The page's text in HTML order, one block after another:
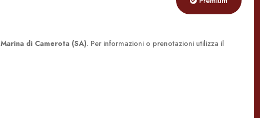
Marina di Camerota (SA). Per informazioni o prenotazioni utilizza il